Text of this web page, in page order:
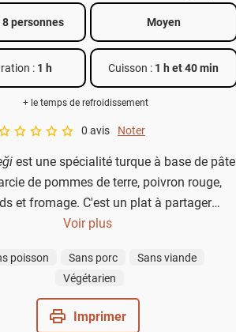
8 personnes Moyen
: 1 h Cuisson : 1 h et 40 min
+ le temps de refroidissement
A star rating of 0 out of 5.
0 avis Noter
est une spécialité turque à base de pâte
de pommes de terre, poivron rouge,
et fromage. C'est un plat à partager
et croustillant, idéal avec une salade verte.
Voir plus
poisson Sans porc
Sans viande
Végétarien
Imprimer